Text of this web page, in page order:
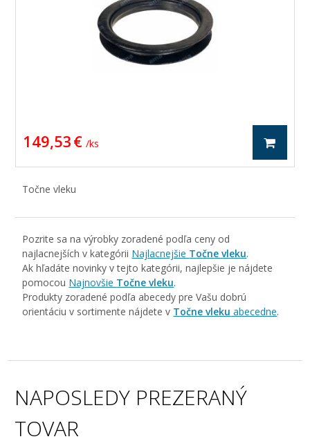
149,53 € / ks
Točne vleku
Pozrite sa na výrobky zoradené podľa ceny od
najlacnejších v kategórii Najlacnejšie Točne vleku.
Ak hľadáte novinky v tejto kategórii, najlepšie je nájdete
pomocou Najnovšie Točne vleku.
Produkty zoradené podľa abecedy pre Vašu dobrú
orientáciu v sortimente nájdete v Točne vleku abecedne.
NAPOSLEDY PREZERANÝ
TOVAR